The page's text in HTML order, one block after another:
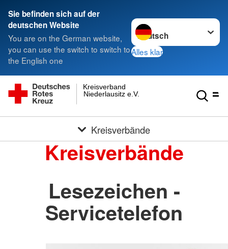
Sie befinden sich auf der
deutschen Website
You are on the German website,
you can use the switch to switch to
the English one
Sprache wechseln zu
Alles klar
Niederlausitz e.V.
Kreisverband
Kreisverbände
Kreisverbände
Lesezeichen -
Servicetelefon